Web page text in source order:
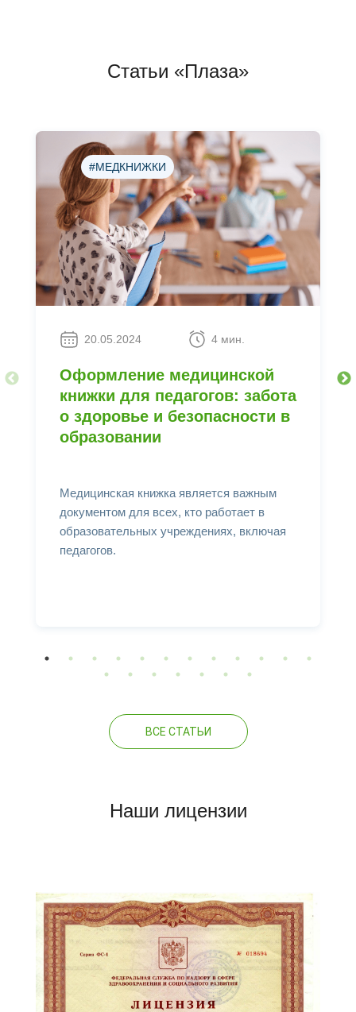
Статьи «Плаза»
20.05.2024 4 мин.
#МЕДКНИЖКИ
Оформление медицинской
книжки для педагогов: забота
о здоровье и безопасности в
образовании
Медицинская книжка является важным
документом для всех, кто работает в
образовательных учреждениях, включая
педагогов.
ВСЕ СТАТЬИ
Наши лицензии